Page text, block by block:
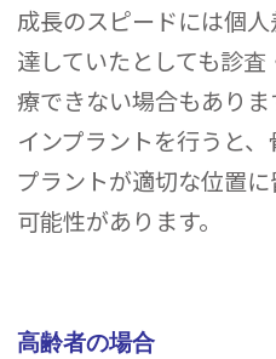
成長のスピードには個
達していたとしても診
療できない場合もあり
インプラントを行うと
プラントが適切な位置
可能性があります。
高齢者の場合